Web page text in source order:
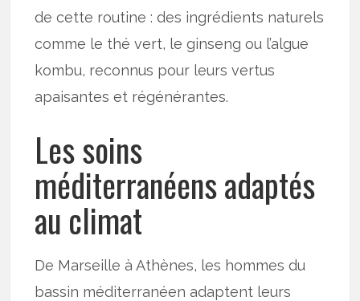
de cette routine : des ingrédients naturels
comme le thé vert, le ginseng ou l’algue
kombu, reconnus pour leurs vertus
apaisantes et régénérantes.
Les soins
méditerranéens adaptés
au climat
De Marseille à Athènes, les hommes du
bassin méditerranéen adaptent leurs